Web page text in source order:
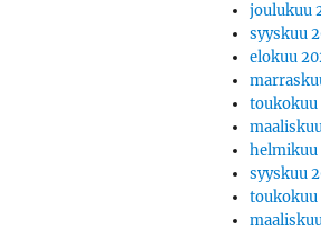
joulukuu
syyskuu
elokuu
toukokuu
helmikuu
syyskuu
toukokuu